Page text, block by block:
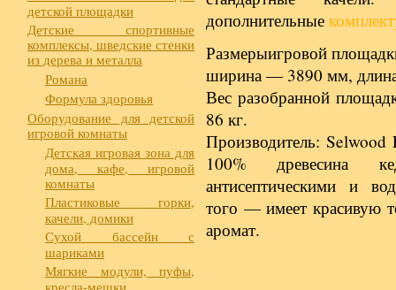
детской площадки
Детские спортивные
комплексы, шведские стенки
из дерева и металла
Романа
Формула здоровья
Оборудование для детской
игровой комнаты
Детская игровая зона для
дома, кафе, игровой
комнаты
Пластиковые горки,
качели, домики
Сухой бассейн с
шариками
Мягкие модули, пуфы,
кресла-мешки
дополнительные
Размерыигровой
ширина — 3890 мм,
Вес разобранной
86 кг.
Производитель:
100% древесина
антисептическими и
того — имеет красивую
аромат.